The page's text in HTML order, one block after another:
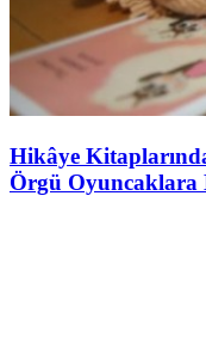
Hikâye
Örgü Oyuncaklara